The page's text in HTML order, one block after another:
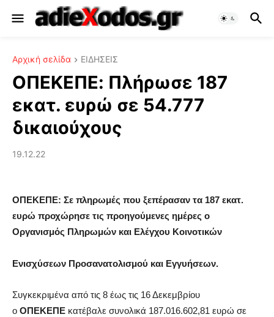
Αρχική σελίδα ΕΙΔΗΣΕΙΣ
ΟΠΕΚΕΠΕ: Πλήρωσε 187
εκατ. ευρώ σε 54.777
δικαιούχους
19.12.22
ΟΠΕΚΕΠΕ: Σε πληρωμές που ξεπέρασαν τα 187 εκατ.
ευρώ προχώρησε τις προηγούμενες ημέρες ο
Οργανισμός Πληρωμών και Ελέγχου Κοινοτικών
Ενισχύσεων Προσανατολισμού και Εγγυήσεων.
Συγκεκριμένα από τις 8 έως τις 16 Δεκεμβρίου
ο ΟΠΕΚΕΠΕ κατέβαλε συνολικά 187.016.602,81 ευρώ σε